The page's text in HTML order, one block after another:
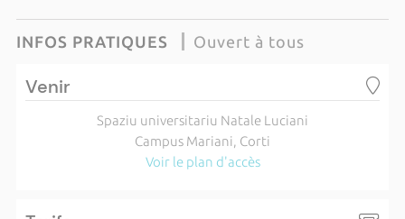
INFOS PRATIQUES Ouvert à tous
Venir
Spaziu universitariu Natale Luciani
Campus Mariani, Corti
Voir le plan d'accès